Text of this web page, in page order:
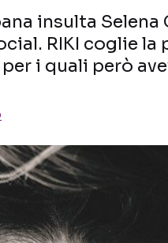
insulta Selena
RIKI coglie la
i quali però